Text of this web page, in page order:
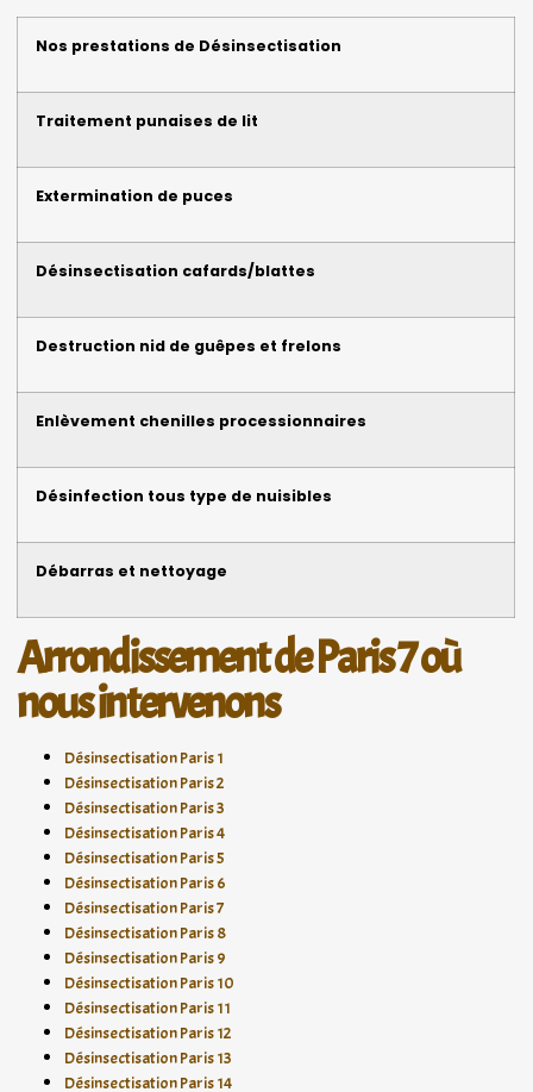
Nos prestations de Désinsectisation
Traitement punaises de lit
Extermination de puces
Désinsectisation cafards/blattes
Destruction nid de guêpes et frelons
Enlèvement chenilles processionnaires
Désinfection tous type de nuisibles
Débarras et nettoyage
Arrondissement de Paris 7 où
nous intervenons
Désinsectisation Paris 1
Désinsectisation Paris 2
Désinsectisation Paris 3
Désinsectisation Paris 4
Désinsectisation Paris 5
Désinsectisation Paris 6
Désinsectisation Paris 7
Désinsectisation Paris 8
Désinsectisation Paris 9
Désinsectisation Paris 10
Désinsectisation Paris 11
Désinsectisation Paris 12
Désinsectisation Paris 13
Désinsectisation Paris 14